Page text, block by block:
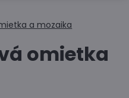
a mozaika
omietka